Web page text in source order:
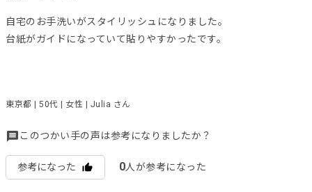
自宅のお手洗いがスタイリッシュになりました。
台紙がガイドになっていて貼りやすかったです。
東京都 | 50代 | 女性 | Julia さん
このつかい手の声は参考になりましたか？
参考になった 0人が参考になった